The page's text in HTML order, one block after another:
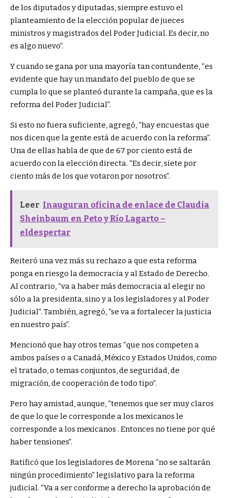
de los diputados y diputadas, siempre estuvo el
planteamiento de la elección popular de jueces
ministros y magistrados del Poder Judicial. Es decir, no
es algo nuevo”.
Y cuando se gana por una mayoría tan contundente, “es
evidente que hay un mandato del pueblo de que se
cumpla lo que se planteó durante la campaña, que es la
reforma del Poder Judicial”.
Si esto no fuera suficiente, agregó, “hay encuestas que
nos dicen que la gente está de acuerdo con la reforma”.
Una de ellas habla de que de 67 por ciento está de
acuerdo con la elección directa. “Es decir, siete por
ciento más de los que votaron por nosotros”.
Leer Inauguran oficina de enlace de Claudia
Sheinbaum en Peto y Río Lagarto –
eldespertar
Reiteró una vez más su rechazo a que esta reforma
ponga en riesgo la democracia y al Estado de Derecho.
Al contrario, “va a haber más democracia al elegir no
sólo a la presidenta, sino y a los legisladores y al Poder
Judicial”. También, agregó, “se va a fortalecer la justicia
en nuestro país”.
Mencionó que hay otros temas “que nos competen a
ambos países o a Canadá, México y Estados Unidos, como
el tratado, o temas conjuntos, de seguridad, de
migración, de cooperación de todo tipo”.
Pero hay amistad, aunque, “tenemos que ser muy claros
de que lo que le corresponde a los mexicanos le
corresponde a los mexicanos . Entonces no tiene por qué
haber tensiones”.
Ratificó que los legisladores de Morena “no se saltarán
ningún procedimiento” legislativo para la reforma
judicial. “Va a ser conforme a derecho la aprobación de